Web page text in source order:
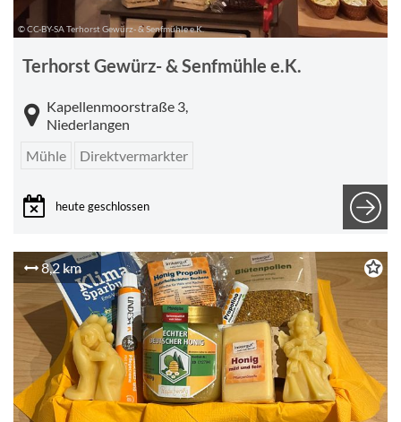
© CC-BY-SA Terhorst Gewürz- & Senfmühle e.K.
Terhorst Gewürz- & Senfmühle e.K.
Kapellenmoorstraße 3,
Niederlangen
Mühle
Direktvermarkter
heute geschlossen
8,2 km